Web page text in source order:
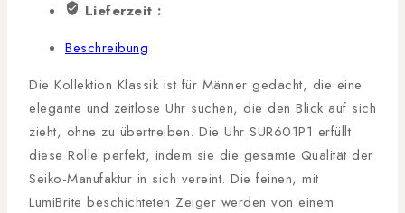
Lieferzeit :
Beschreibung
Die Kollektion Klassik ist für Männer gedacht, die eine
elegante und zeitlose Uhr suchen, die den Blick auf sich
zieht, ohne zu übertreiben. Die Uhr SUR601P1 erfüllt
diese Rolle perfekt, indem sie die gesamte Qualität der
Seiko-Manufaktur in sich vereint. Die feinen, mit
LumiBrite beschichteten Zeiger werden von einem